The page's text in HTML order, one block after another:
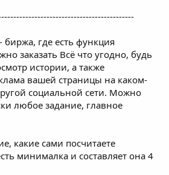
- биржа, где есть функция
заказать Всё что угодно, будь
истории, а также
вашей страницы на каком-
социальной сети. Можно
любое задание, главное
какие сами посчитаете
минималка и составляет она 4